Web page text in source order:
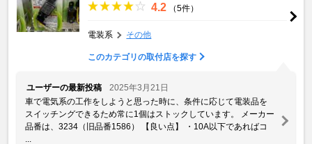
4.2 （5件）
電装系 その他
このカテゴリの取付店を探す
ユーザーの最新投稿
2025年3月21日
車で電気系の工作をしようと思った時に、条件に応じて電装品を
スイッチングできるため常に1個はストックしています。 メーカー
品番は、3234（旧品番1586） 【良い点】 ・10A以下であればコ